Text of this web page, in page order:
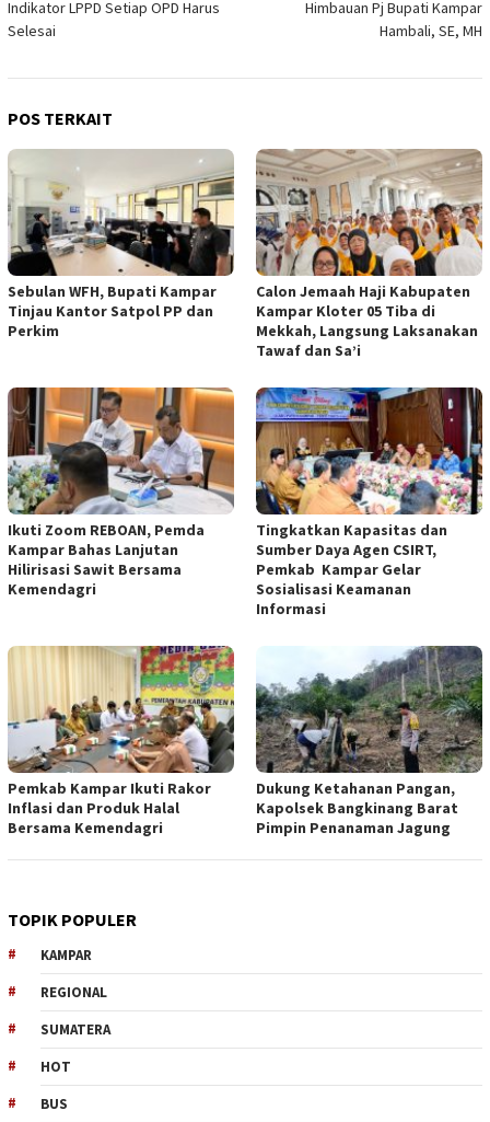
Indikator LPPD Setiap OPD Harus
Selesai
Himbauan Pj Bupati Kampar
Hambali, SE, MH
POS TERKAIT
Sebulan WFH, Bupati Kampar
Tinjau Kantor Satpol PP dan
Perkim
Calon Jemaah Haji Kabupaten
Kampar Kloter 05 Tiba di
Mekkah, Langsung Laksanakan
Tawaf dan Sa’i
Ikuti Zoom REBOAN, Pemda
Kampar Bahas Lanjutan
Hilirisasi Sawit Bersama
Kemendagri
Tingkatkan Kapasitas dan
Sumber Daya Agen CSIRT,
Pemkab Kampar Gelar
Sosialisasi Keamanan
Informasi
Pemkab Kampar Ikuti Rakor
Inflasi dan Produk Halal
Bersama Kemendagri
Dukung Ketahanan Pangan,
Kapolsek Bangkinang Barat
Pimpin Penanaman Jagung
TOPIK POPULER
KAMPAR
REGIONAL
SUMATERA
HOT
BUS